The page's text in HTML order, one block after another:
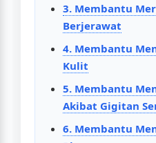
3. Membantu
Berjerawat
4. Membantu
Kulit
5. Membantu
Akibat Gigitan
6. Membantu